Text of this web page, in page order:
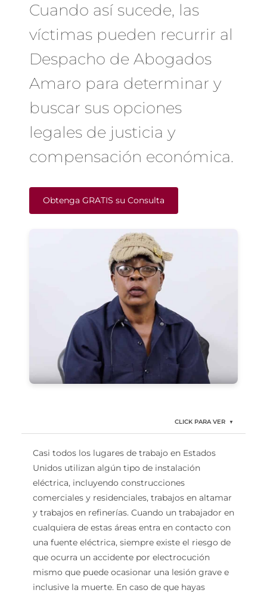
Cuando así sucede, las
víctimas pueden recurrir al
Despacho de Abogados
Amaro para determinar y
buscar sus opciones
legales de justicia y
compensación económica.
Obtenga GRATIS su Consulta
CLICK PARA VER ▼
Casi todos los lugares de trabajo en Estados
Unidos utilizan algún tipo de instalación
eléctrica, incluyendo construcciones
comerciales y residenciales, trabajos en altamar
y trabajos en refinerías. Cuando un trabajador en
cualquiera de estas áreas entra en contacto con
una fuente eléctrica, siempre existe el riesgo de
que ocurra un accidente por electrocución
mismo que puede ocasionar una lesión grave e
inclusive la muerte. En caso de que hayas